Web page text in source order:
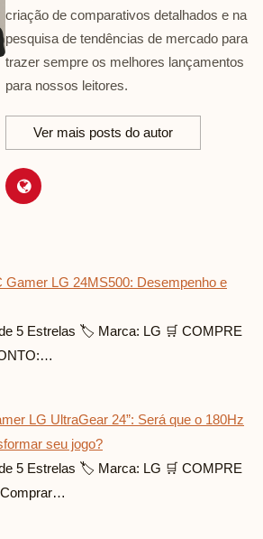
criação de comparativos detalhados e na
pesquisa de tendências de mercado para
trazer sempre os melhores lançamentos
para nossos leitores.
Ver mais posts do autor
Gamer LG 24MS500: Desempenho e
de 5 Estrelas 🏷️ Marca: LG 🛒 COMPRE
LG UltraGear 24”: Será que o 180Hz
seu jogo?
de 5 Estrelas 🏷️ Marca: LG 🛒 COMPRE